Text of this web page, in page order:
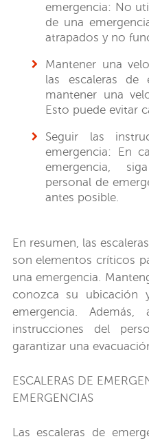
emergencia: No
de una
atrapados y no
Mantener una
las escaleras de
mantener una
Esto puede evitar
Seguir las
emergencia: En
emergencia,
personal de
antes posible.
En resumen, las
son elementos críticos
una emergencia.
conozca su ubicación
emergencia.
instrucciones del
garantizar una
ESCALERAS DE
EMERGENCIAS
Las escaleras de